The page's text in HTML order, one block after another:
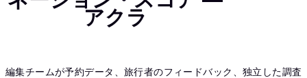
アクラ
編集チームが予約データ、旅行者のフィードバック、独立した調査